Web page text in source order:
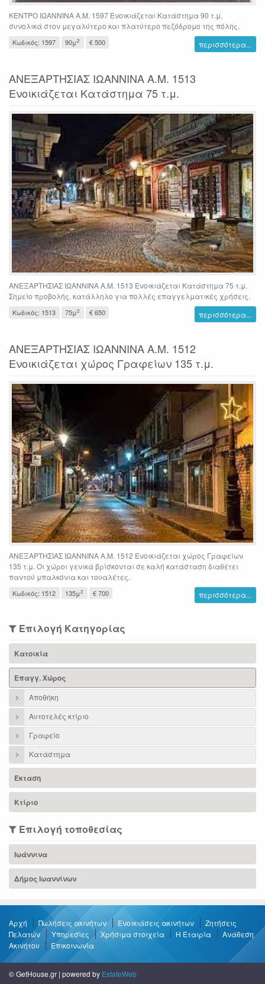
ΚΕΝΤΡΟ ΙΩΑΝΝΙΝΑ Α.Μ. 1597 Ενοικιάζεται Κατάστημα 90 τ.μ.
συνολικά στον μεγαλύτερο και πλατύτερο πεζόδρομο της πόλης.
Κωδικός: 1597 90μ2 € 500 περισσότερα...
ΑΝΕΞΑΡΤΗΣΙΑΣ ΙΩΑΝΝΙΝΑ Α.Μ. 1513
Ενοικιάζεται Κατάστημα 75 τ.μ.
ΑΝΕΞΑΡΤΗΣΙΑΣ ΙΩΑΝΝΙΝΑ Α.Μ. 1513 Ενοικιάζεται Κατάστημα 75 τ.μ.
Σημείο προβολής, κατάλληλο για πολλές επαγγελματικές χρήσεις.
Κωδικός: 1513 75μ2 € 650 περισσότερα...
ΑΝΕΞΑΡΤΗΣΙΑΣ ΙΩΑΝΝΙΝΑ Α.Μ. 1512
Ενοικιάζεται χώρος Γραφείων 135 τ.μ.
ΑΝΕΞΑΡΤΗΣΙΑΣ ΙΩΑΝΝΙΝΑ Α.Μ. 1512 Ενοικιάζεται χώρος Γραφείων
135 τ.μ. Οι χώροι γενικά βρίσκονται σε καλή κατάσταση διαθέτει
παντού μπαλκόνια και τουαλέτες.
Κωδικός: 1512 135μ2 € 700 περισσότερα...
Επιλογή Κατηγορίας
Κατοικία
Επαγγ. Χώρος
Αποθήκη
Αυτοτελές κτίριο
Γραφείο
Κατάστημα
Έκταση
Κτίριο
Επιλογή τοποθεσίας
Ιωάννινα
Δήμος Ιωαννίνων
Αρχή Πωλήσεις ακινήτων Ενοικιάσεις ακινήτων
Ζητήσεις
Πελατών
Υπηρεσίες Χρήσιμα στοιχεία Η Εταιρία
Ανάθεση
Ακινήτου
Επικοινωνία
© GetHouse.gr | powered by EstateWeb